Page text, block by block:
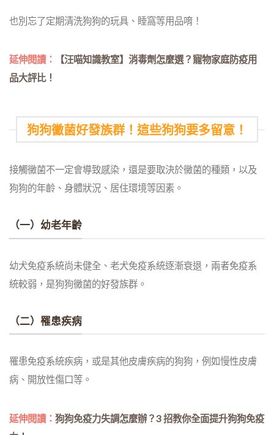
也別忘了定期清洗狗狗的玩具、睡窩等用品唷！
延伸閱讀：
【汪喵知識教室】消毒劑怎麼選？寵物家庭防疫用
品大評比！
狗狗黴菌好發族群！這些狗狗要多留意！
接觸黴菌不一定會導致感染，還是要取決於黴菌的種類，以及
狗狗的年齡、身體狀況、居住環境等因素。
（一）幼老年齡
幼犬免疫系統尚未健全、老犬免疫系統逐漸衰退，兩者免疫系
統較弱，是狗狗黴菌的好發族群。
（二）罹患疾病
罹患免疫系統疾病，或是其他皮膚疾病的狗狗，例如慢性皮膚
病、開放性傷口等。
延伸閱讀： 狗狗免疫力失調怎麼辦？3 招教你全面提升狗狗免疫